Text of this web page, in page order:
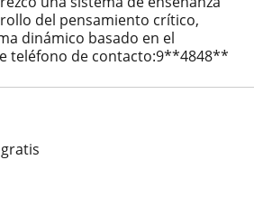
del pensamiento crítico,
dinámico basado en el
teléfono de contacto:9**4848**